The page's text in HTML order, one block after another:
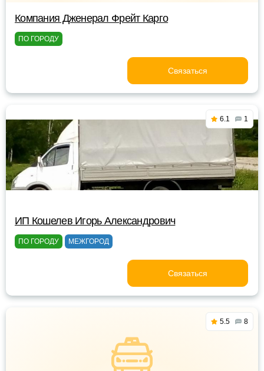
Компания Дженерал Фрейт Карго
ПО ГОРОДУ
Связаться
6.1 1
ИП Кошелев Игорь Александрович
ПО ГОРОДУ МЕЖГОРОД
Связаться
5.5 8